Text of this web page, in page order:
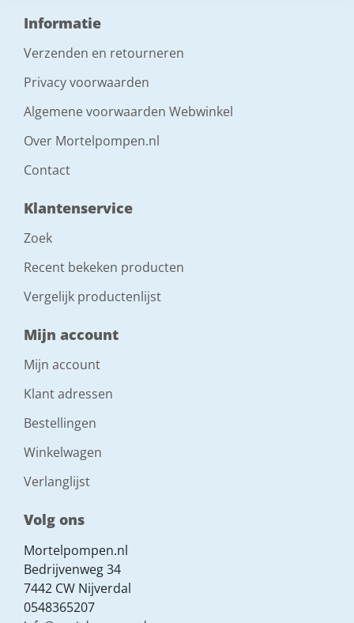
Informatie
Verzenden en retourneren
Privacy voorwaarden
Algemene voorwaarden Webwinkel
Over Mortelpompen.nl
Contact
Klantenservice
Zoek
Recent bekeken producten
Vergelijk productenlijst
Mijn account
Mijn account
Klant adressen
Bestellingen
Winkelwagen
Verlanglijst
Volg ons
Mortelpompen.nl
Bedrijvenweg 34
7442 CW Nijverdal
0548365207